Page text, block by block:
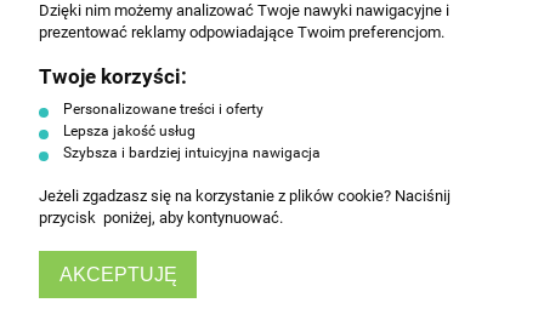
ZAPISZ SIĘ
Dzięki nim możemy analizować Twoje nawyki nawigacyjne i
prezentować reklamy odpowiadające Twoim preferencjom.
Twoje korzyści:
Personalizowane treści i oferty
Lepsza jakość usług
Szybsza i bardziej intuicyjna nawigacja
Jeżeli zgadzasz się na korzystanie z plików cookie? Naciśnij
przycisk poniżej, aby kontynuować.
AKCEPTUJĘ